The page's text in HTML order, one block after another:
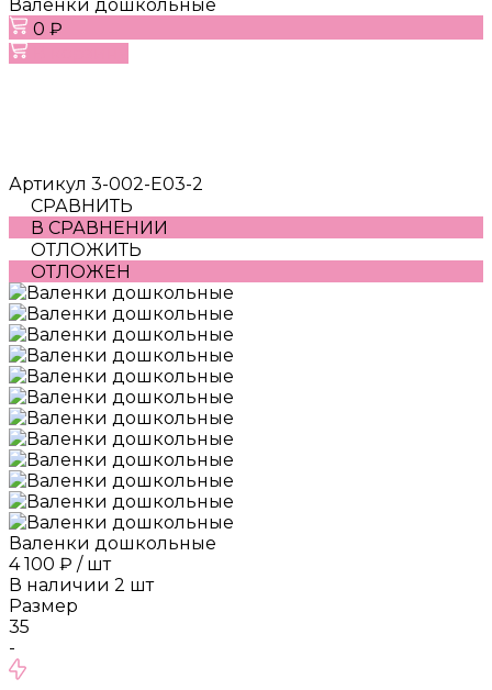
Валенки дошкольные
0 ₽
Артикул 3-002-E03-2
СРАВНИТЬ
В СРАВНЕНИИ
ОТЛОЖИТЬ
ОТЛОЖЕН
Валенки дошкольные
4 100 ₽ / шт
В наличии 2 шт
Размер
35
-